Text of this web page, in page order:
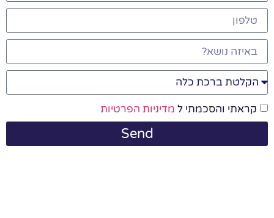
קראתי והסכמתי ל מדיניות הפרטיות
Send